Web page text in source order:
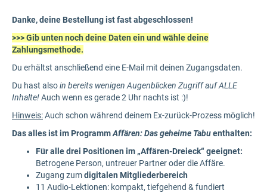
Danke, deine Bestellung ist fast abgeschlossen!
>>> Gib unten noch deine Daten ein und wähle deine
Zahlungsmethode.
Du erhältst anschließend eine E-Mail mit deinen Zugangsdaten.
Du hast alsoin bereits wenigen Augenblicken Zugriff auf ALLE
Inhalte!Auch wenn es gerade 2 Uhr nachts ist :)!
Hinweis:Auch schon während deinem Ex-zurück-Prozess möglich!
Das alles ist im ProgrammAffären: Das geheime Tabuenthalten:
Für alle drei Positionen im „Affären-Dreieck“ geeignet:
Betrogene Person, untreuer Partner oder die Affäre.
Zugang zumdigitalen Mitgliederbereich
11 Audio-Lektionen: kompakt, tiefgehend & fundiert